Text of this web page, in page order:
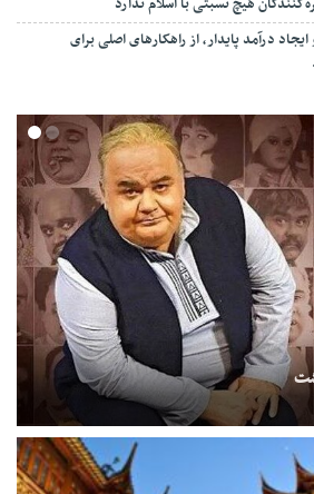
درآمد پایدار، از راهکارهای اصلی برای